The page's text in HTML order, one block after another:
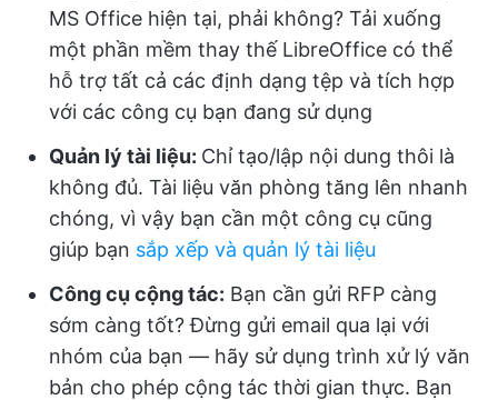
MS Office hiện tại, phải không? Tải xuống
một phần mềm thay thế LibreOffice có thể
hỗ trợ tất cả các định dạng tệp và tích hợp
với các công cụ bạn đang sử dụng
Quản lý tài liệu: Chỉ tạo/lập nội dung thôi là
không đủ. Tài liệu văn phòng tăng lên nhanh
chóng, vì vậy bạn cần một công cụ cũng
giúp bạn sắp xếp và quản lý tài liệu
Công cụ cộng tác: Bạn cần gửi RFP càng
sớm càng tốt? Đừng gửi email qua lại với
nhóm của bạn — hãy sử dụng trình xử lý văn
bản cho phép cộng tác thời gian thực. Bạn